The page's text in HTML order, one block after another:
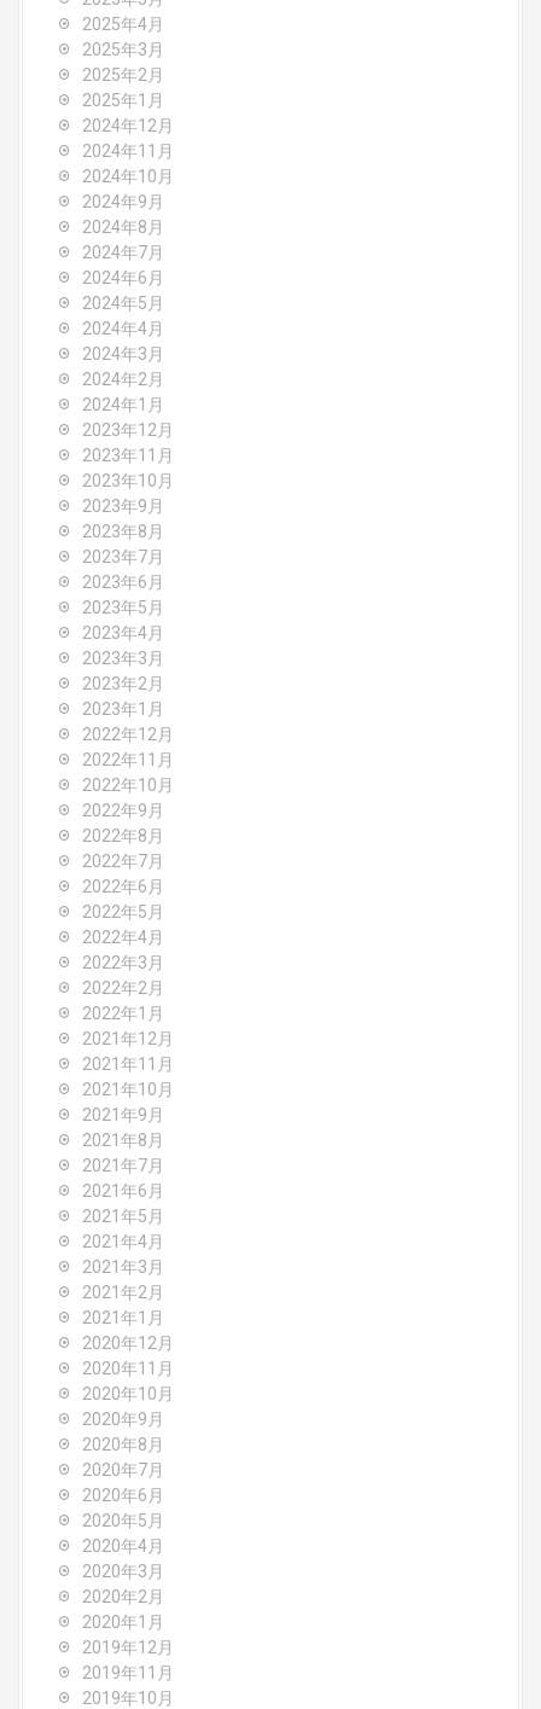
2025年4月
2025年3月
2025年2月
2025年1月
2024年12月
2024年11月
2024年10月
2024年9月
2024年8月
2024年7月
2024年6月
2024年5月
2024年4月
2024年3月
2024年2月
2024年1月
2023年12月
2023年11月
2023年10月
2023年9月
2023年8月
2023年7月
2023年6月
2023年5月
2023年4月
2023年3月
2023年2月
2023年1月
2022年12月
2022年11月
2022年10月
2022年9月
2022年8月
2022年7月
2022年6月
2022年5月
2022年4月
2022年3月
2022年2月
2022年1月
2021年12月
2021年11月
2021年10月
2021年9月
2021年8月
2021年7月
2021年6月
2021年5月
2021年4月
2021年3月
2021年2月
2021年1月
2020年12月
2020年11月
2020年10月
2020年9月
2020年8月
2020年7月
2020年6月
2020年5月
2020年4月
2020年3月
2020年2月
2020年1月
2019年12月
2019年11月
2019年10月